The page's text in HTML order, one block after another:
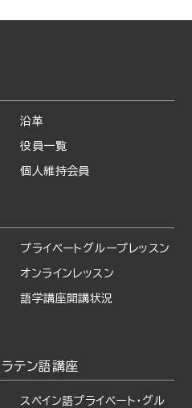
沿革
役員一覧
個人維持会員
プライベート グループレッスン
オンラインレッスン
語学講座開講状況
ラテン語講座
スペイン語プライベート・ グル